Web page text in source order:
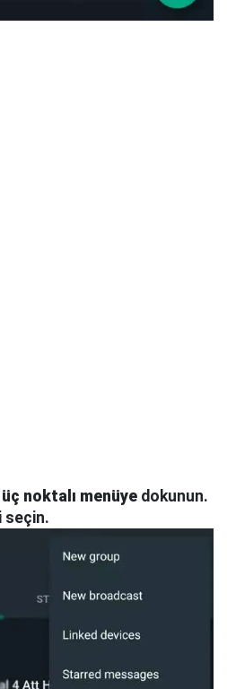
üç noktalı menüye dokunun.
seçin.